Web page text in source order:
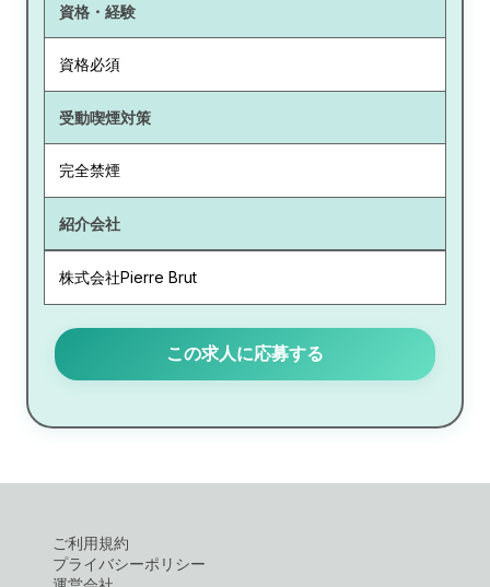
資格・経験
資格必須
受動喫煙対策
完全禁煙
紹介会社
株式会社Pierre Brut
この求人に応募する
ご利用規約
プライバシーポリシー